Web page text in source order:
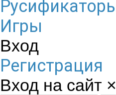
Игры
Вход
Регистрация
Вход на сайт ×